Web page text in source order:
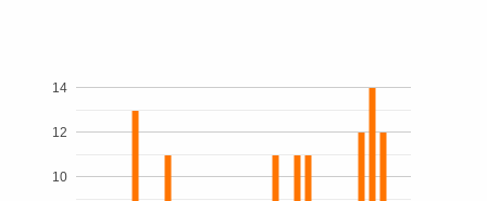
10
12
14